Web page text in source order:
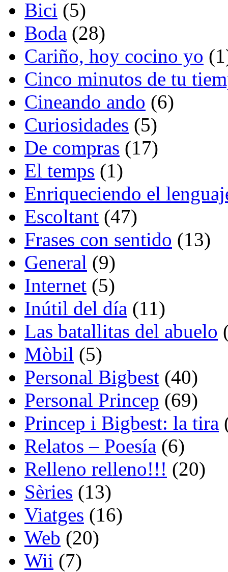
Bici (5)
Boda (28)
Cariño, hoy cocino yo
Cinco minutos de tu
Cineando ando (6)
Curiosidades (5)
De compras (17)
El temps (1)
Enriqueciendo el
Escoltant (47)
Frases con sentido (13)
General (9)
Internet (5)
Inútil del día (11)
Las batallitas del abuelo
Mòbil (5)
Personal Bigbest (40)
Personal Princep (69)
Princep i Bigbest: la tira
Relatos – Poesía (6)
Relleno relleno!!! (20)
Sèries (13)
Viatges (16)
Web (20)
Wii (7)